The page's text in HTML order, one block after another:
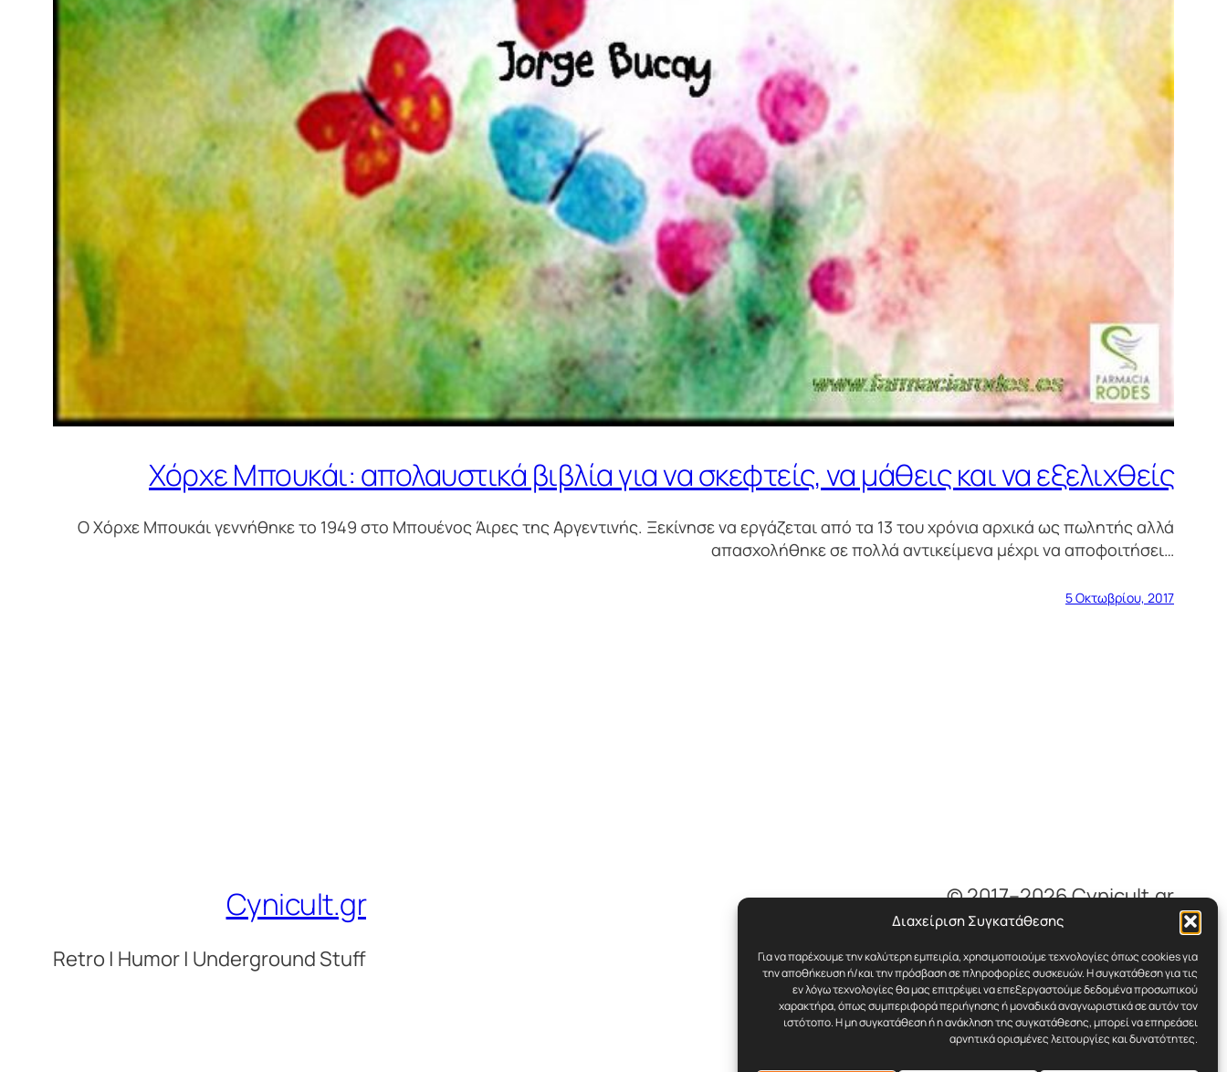
Διαχείριση Συγκατάθεσης
Για να παρέχουμε την καλύτερη εμπειρία, χρησιμοποιούμε τεχνολογίες όπως cookies για
την αποθήκευση ή/και την πρόσβαση σε πληροφορίες συσκευών. Η συγκατάθεση για τις
εν λόγω τεχνολογίες θα μας επιτρέψει να επεξεργαστούμε δεδομένα προσωπικού
χαρακτήρα, όπως συμπεριφορά περιήγησης ή μοναδικά αναγνωριστικά σε αυτόν τον
ιστότοπο. Η μη συγκατάθεση ή η ανάκληση της συγκατάθεσης, μπορεί να επηρεάσει
αρνητικά ορισμένες λειτουργίες και δυνατότητες.
Χόρχε Μπουκάι: απολαυστικά βιβλία για να σκεφτείς, να μάθεις και να εξελιχθείς
Ο Χόρχε Μπουκάι γεννήθηκε το 1949 στο Μπουένος Άιρες της Αργεντινής. Ξεκίνησε να εργάζεται από τα 13 του χρόνια αρχικά ως πωλητής αλλά
απασχολήθηκε σε πολλά αντικείμενα μέχρι να αποφοιτήσει…
5 Οκτωβρίου, 2017
Cynicult.gr
Retro | Humor | Underground Stuff
© 2017–2026 Cynicult.gr